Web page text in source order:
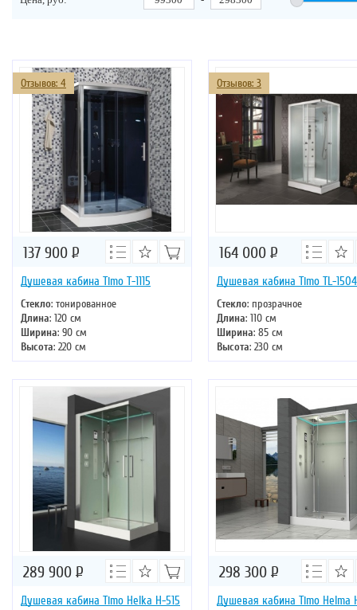
Отзывов: 4
Душевая кабина Timo T-1115
Стекло: тонированное
Длина: 120 см
Ширина: 90 см
Высота: 220 см
Форма: прямоугольная
137 900 Р
Отзывов: 3
Душевая кабина Timo TL-
Стекло: прозрачное
Длина: 110 см
Ширина: 85 см
Высота: 230 см
Форма: прямоугольная
164 000 Р
Душевая кабина Timo Helka H-515
289 900 Р
Душевая кабина Timo Helma
298 300 Р